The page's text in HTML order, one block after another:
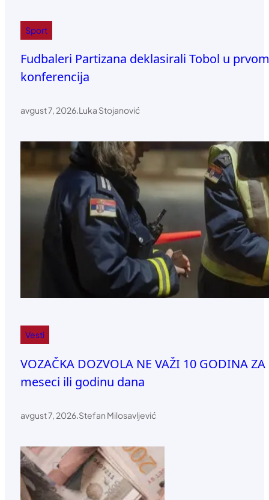
Sport
Fudbaleri Partizana deklasirali Tobol u
konferencija
avgust 7, 2026.Luka Stojanović
Vesti
VOZAČKA DOZVOLA NE VAŽI 10 GODINA
meseci ili godinu dana
avgust 7, 2026.Stefan Milosavljević